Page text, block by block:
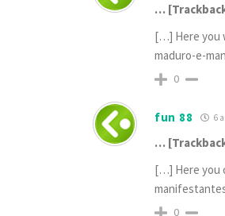
…
[…] Here you
maduro-e-
0
fun 88 6
…
[…] Here you
0